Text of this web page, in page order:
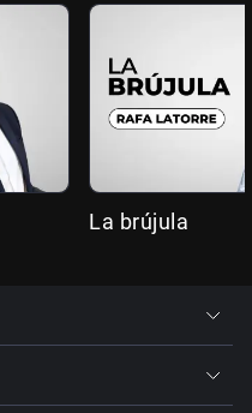
La brújula